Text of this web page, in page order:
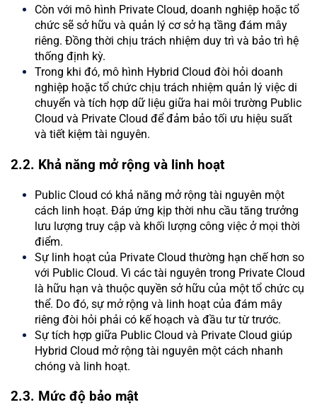
Còn với mô hình Private Cloud, doanh nghiệp hoặc tổ
chức sẽ sở hữu và quản lý cơ sở hạ tầng đám mây
riêng. Đồng thời chịu trách nhiệm duy trì và bảo trì hệ
thống định kỳ.
Trong khi đó, mô hình Hybrid Cloud đòi hỏi doanh
nghiệp hoặc tổ chức chịu trách nhiệm quản lý việc di
chuyển và tích hợp dữ liệu giữa hai môi trường Public
Cloud và Private Cloud để đảm bảo tối ưu hiệu suất
và tiết kiệm tài nguyên.
2.2. Khả năng mở rộng và linh hoạt
Public Cloud có khả năng mở rộng tài nguyên một
cách linh hoạt. Đáp ứng kịp thời nhu cầu tăng trưởng
lưu lượng truy cập và khối lượng công việc ở mọi thời
điểm.
Sự linh hoạt của Private Cloud thường hạn chế hơn so
với Public Cloud. Vì các tài nguyên trong Private Cloud
là hữu hạn và thuộc quyền sở hữu của một tổ chức cụ
thể. Do đó, sự mở rộng và linh hoạt của đám mây
riêng đòi hỏi phải có kế hoạch và đầu tư từ trước.
Sự tích hợp giữa Public Cloud và Private Cloud giúp
Hybrid Cloud mở rộng tài nguyên một cách nhanh
chóng và linh hoạt.
2.3. Mức độ bảo mật